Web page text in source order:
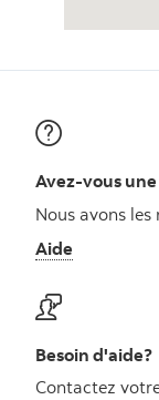
Avez-vous
Nous avons les
Aide
Besoin d'aide?
Contactez